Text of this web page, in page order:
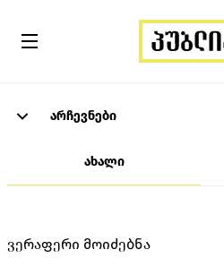
არჩევნები
ახალი
ვერაფერი მოიძებნა